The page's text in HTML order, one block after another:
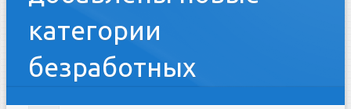
категории
безработных